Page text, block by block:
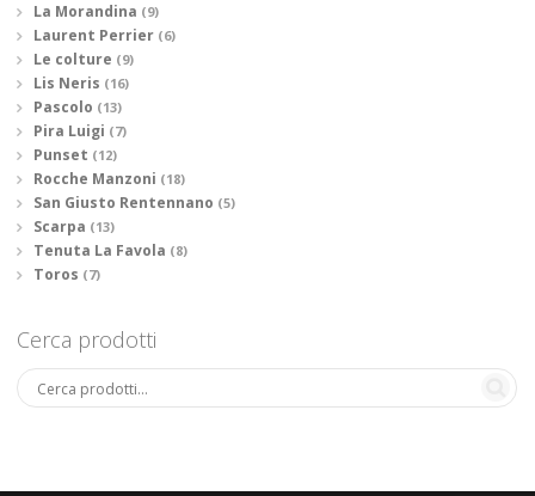
La Morandina (9)
Laurent Perrier (6)
Le colture (9)
Lis Neris (16)
Pascolo (13)
Pira Luigi (7)
Punset (12)
Rocche Manzoni (18)
San Giusto Rentennano (5)
Scarpa (13)
Tenuta La Favola (8)
Toros (7)
Cerca prodotti